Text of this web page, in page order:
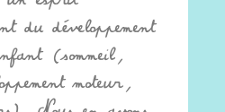
du développement
(sommeil,
moteur,